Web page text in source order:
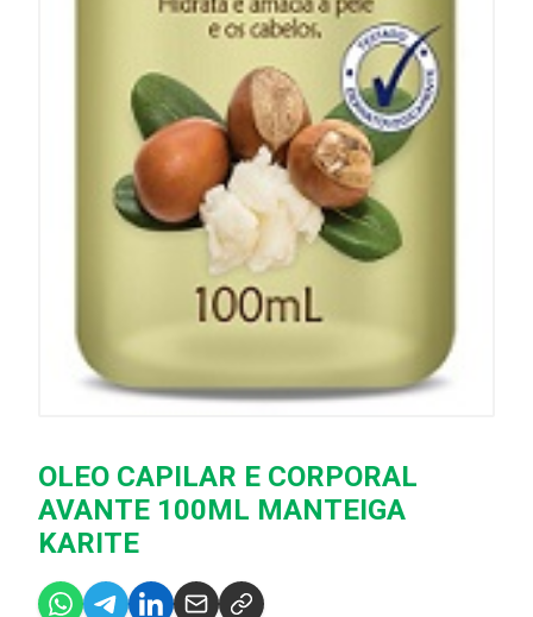
OLEO CAPILAR E CORPORAL
AVANTE 100ML MANTEIGA
KARITE